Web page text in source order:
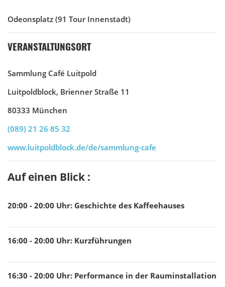
Odeonsplatz (91 Tour Innenstadt)
VERANSTALTUNGSORT
Sammlung Café Luitpold
Luitpoldblock, Brienner Straße 11
80333 München
(089) 21 26 85 32
www.luitpoldblock.de/de/sammlung-cafe
Auf einen Blick :
20:00 - 20:00 Uhr: Geschichte des Kaffeehauses
16:00 - 20:00 Uhr: Kurzführungen
16:30 - 20:00 Uhr: Performance in der Rauminstallation